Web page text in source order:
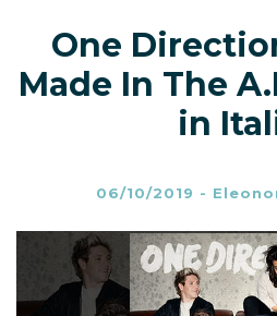
One
Made In The
in
06/10/2019 -